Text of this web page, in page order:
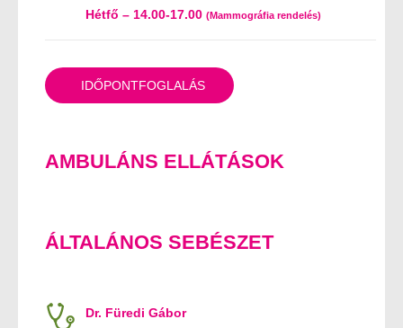
Hétfő – 14.00-17.00 (Mammográfia rendelés)
IDŐPONTFOGLALÁS
AMBULÁNS ELLÁTÁSOK
ÁLTALÁNOS SEBÉSZET
Dr. Füredi Gábor